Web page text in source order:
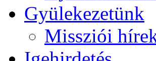
Gyülekezetünk
Missziói